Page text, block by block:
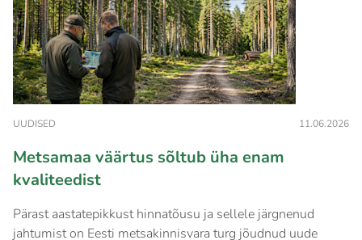
UUDISED 11.06.2026
Metsamaa väärtus sõltub üha enam
kvaliteedist
Pärast aastatepikkust hinnatõusu ja sellele järgnenud
jahtumist on Eesti metsakinnisvara turg jõudnud uude